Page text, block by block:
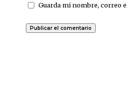
Guarda mi nombre, correo